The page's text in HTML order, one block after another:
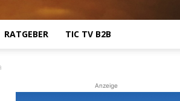
RATGEBER TIC TV B2B
Anzeige